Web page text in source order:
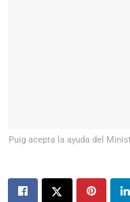
Puig acepta la ayuda del